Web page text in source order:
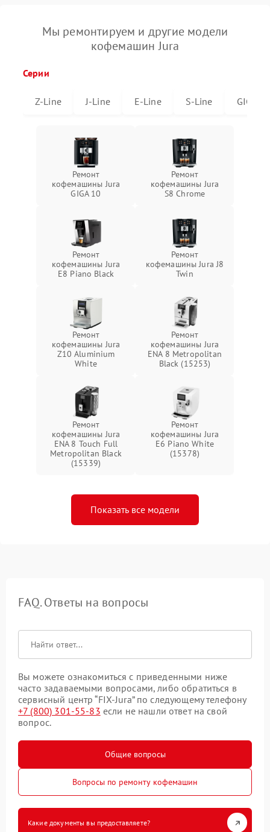
Мы ремонтируем и другие модели
кофемашин Jura
Серии
Z-Line J-Line E-Line S-Line GIGA
Ремонт
кофемашины Jura
GIGA 10
Ремонт
кофемашины Jura
S8 Chrome
Ремонт
кофемашины Jura
E8 Piano Black
Ремонт
кофемашины Jura J8
Twin
Ремонт
кофемашины Jura
Z10 Aluminium
White
Ремонт
кофемашины Jura
ENA 8 Metropolitan
Black (15253)
Ремонт
кофемашины Jura
ENA 8 Touch Full
Metropolitan Black
(15339)
Ремонт
кофемашины Jura
E6 Piano White
(15378)
Показать все модели
FAQ. Ответы на вопросы
Вы можете ознакомиться с приведенными ниже
часто задаваемыми вопросами, либо обратиться в
сервисный центр “FIX-Jura” по следующему телефону
+7 (800) 301-55-83 если не нашли ответ на свой
вопрос.
Общие вопросы
Вопросы по ремонту кофемашин
Какие документы вы предоставляете?